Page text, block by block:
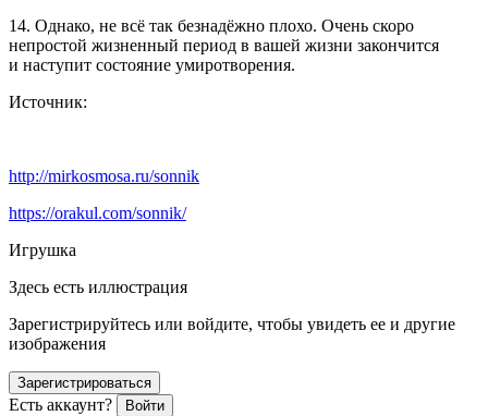
14. Однако, не всё так безнадёжно плохо. Очень скоро
непростой жизненный период в вашей жизни закончится
и наступит состояние умиротворения.
Источник:
http://mirkosmosa.ru/sonnik
https://orakul.com/sonnik/
Игрушка
Здесь есть иллюстрация
Зарегистрируйтесь или войдите, чтобы увидеть ее и другие
изображения
Зарегистрироваться
Есть аккаунт? Войти